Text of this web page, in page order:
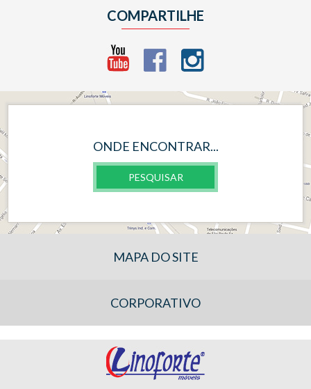
COMPARTILHE
ONDE ENCONTRAR...
PESQUISAR
MAPA DO SITE
CORPORATIVO